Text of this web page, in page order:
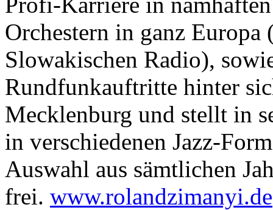
Orchestern in ganz Europa
Slowakischen Radio),
Rundfunkauftritte hinter
Mecklenburg und stellt in
in verschiedenen Jazz-
Auswahl aus sämtlichen
frei. www.rolandzimanyi.de